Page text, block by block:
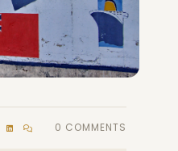
0 COMMENTS